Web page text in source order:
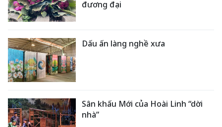
đương đại
Dấu ấn làng nghề xưa
Sân khấu Mới của Hoài Linh “dời
nhà”